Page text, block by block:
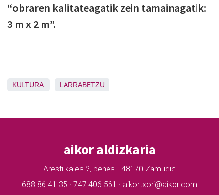
“obraren kalitateagatik zein tamainagatik:
3 m x 2 m”.
KULTURA LARRABETZU
aikor aldizkaria
Aresti kalea 2, behea - 48170 Zamudio
688 86 41 35 · 747 406 561 · aikortxori@aikor.com